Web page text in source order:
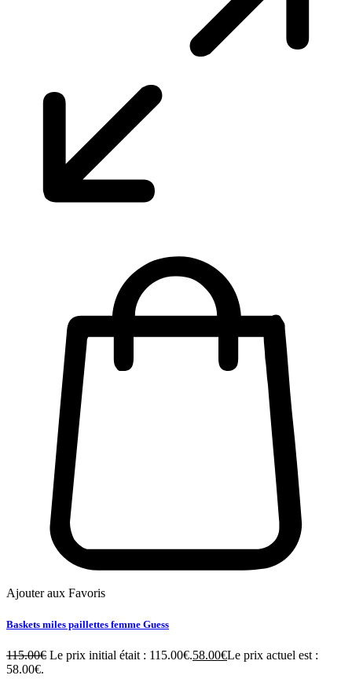
Ajouter aux Favoris
Baskets miles paillettes femme Guess
115.00€ Le prix initial était : 115.00€.58.00€Le prix actuel est :
58.00€.